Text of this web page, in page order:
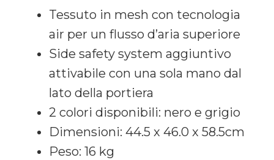
Tessuto in mesh con tecnologia
air per un flusso d’aria superiore
Side safety system aggiuntivo
attivabile con una sola mano dal
lato della portiera
2 colori disponibili: nero e grigio
Dimensioni: 44.5 x 46.0 x 58.5cm
Peso: 16 kg